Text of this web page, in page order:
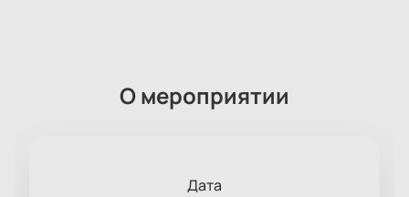
О мероприятии
Дата